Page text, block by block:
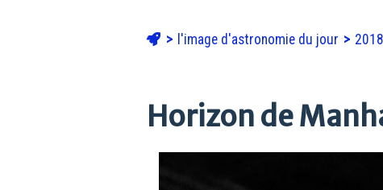
l'image d'astronomie du jour 2018
Horizon de